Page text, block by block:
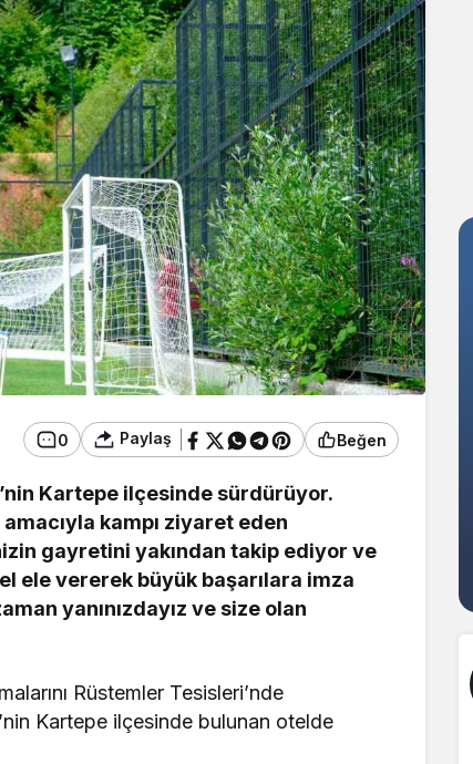
0 Paylaş Beğen
Kartepe ilçesinde sürdürüyor.
kampı ziyaret eden
gayretini yakından takip ediyor ve
ele vererek büyük başarılara imza
yanınızdayız ve size olan
Rüstemler Tesisleri’nde
Kartepe ilçesinde bulunan otelde
Genel
Zonguldak’taki
Hastaneler Afetlere
Karşı Hazırlanıyor